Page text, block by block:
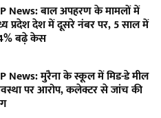
News: बाल अपहरण के मामलों में
प्रदेश देश में दूसरे नंबर पर, 5 साल में
बढ़े केस
News: मुरैना के स्कूल में मिड-डे मील
पर आरोप, कलेक्टर से जांच की